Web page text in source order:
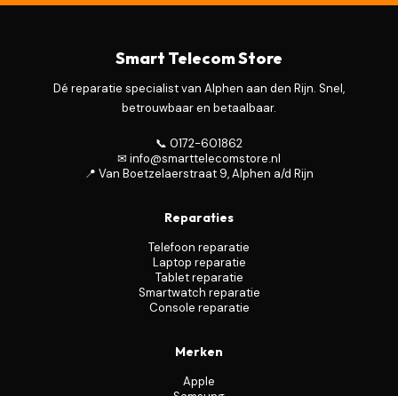
Smart Telecom Store
Dé reparatie specialist van Alphen aan den Rijn. Snel,
betrouwbaar en betaalbaar.
📞 0172-601862
✉ info@smarttelecomstore.nl
📍 Van Boetzelaerstraat 9, Alphen a/d Rijn
Reparaties
Telefoon reparatie
Laptop reparatie
Tablet reparatie
Smartwatch reparatie
Console reparatie
Merken
Apple